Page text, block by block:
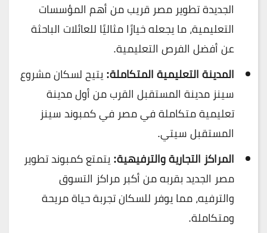
الجديدة تطوير مصر قريب من أهم المؤسسات
التعليمية، ما يجعله خيارًا مثاليًا للعائلات الباحثة
عن أفضل الفرص التعليمية.
المدينة التعليمية المتكاملة:يتيح لسكان مشروع
سينز مدينة المستقبل القرب من أول مدينة
تعليمية متكاملة في مصر في كمبوند سينز
المستقبل سيتي.
المراكز التجارية والترفيهية:يتمتع كمبوند تطوير
مصر الجديد بقربه من أكبر مراكز التسوق
والترفيه، مما يوفر للسكان تجربة حياة مريحة
ومتكاملة.